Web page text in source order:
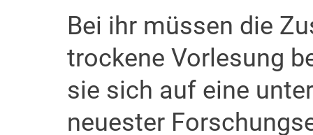
Bei ihr müssen die
trockene Vorlesung
sie sich auf eine
neuester